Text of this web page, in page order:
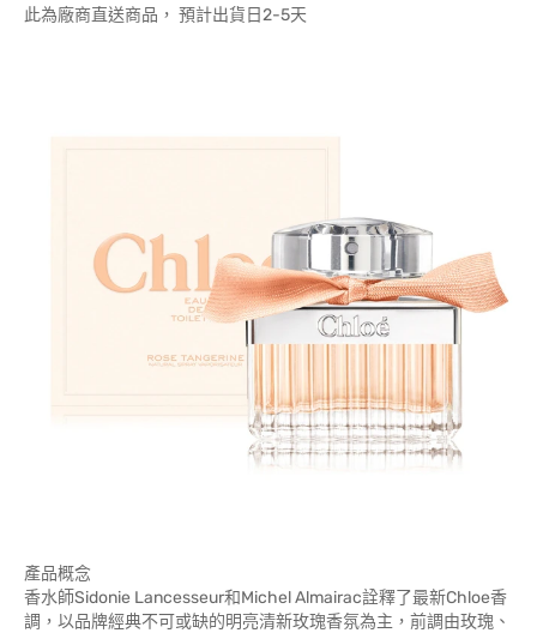
此為廠商直送商品， 預計出貨日2-5天
產品概念
香水師Sidonie Lancesseur和Michel Almairac詮釋了最新Chloe香
調，以品牌經典不可或缺的明亮清新玫瑰香氛為主，前調由玫瑰、